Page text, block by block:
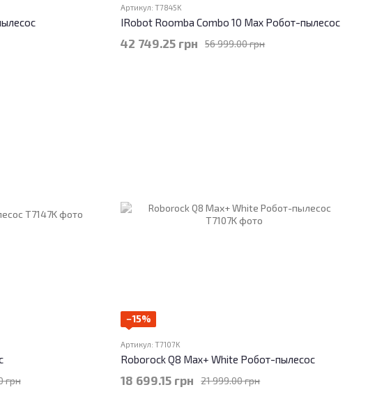
Артикул: T7845K
IRobot Roomba Combo 10 Max Робот-пылесос
56 999.00 грн
42 749.25 грн
грн
−15%
Артикул: T7107K
Roborock Q8 Max+ White Робот-пылесос
21 999.00 грн
18 699.15 грн